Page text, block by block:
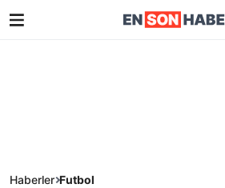
Haberler Futbol